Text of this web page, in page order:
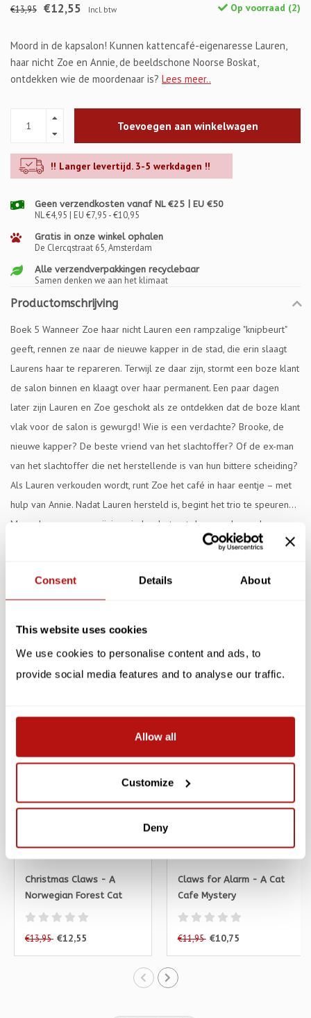
Consent Details About
This website uses cookies
We use cookies to personalise content and ads, to
provide social media features and to analyse our traffic.
Allow all
Customize
Deny
€13,95 €12,55 Incl. btw Op voorraad (2)
Moord in de kapsalon! Kunnen kattencafé-eigenaresse Lauren,
haar nicht Zoe en Annie, de beeldschone Noorse Boskat,
ontdekken wie de moordenaar is? Lees meer..
Toevoegen aan winkelwagen
!! Langer levertijd. 3-5 werkdagen !!
Geen verzendkosten vanaf NL €25 | EU €50
NL €4,95 | EU €7,95 - €10,95
Gratis in onze winkel ophalen
De Clercqstraat 65, Amsterdam
Alle verzendverpakkingen recyclebaar
Samen denken we aan het klimaat
Productomschrijving
Boek 5 Wanneer Zoe haar nicht Lauren een rampzalige "knipbeurt"
geeft, rennen ze naar de nieuwe kapper in de stad, die erin slaagt
Laurens haar te repareren. Terwijl ze daar zijn, stormt een boze klant
de salon binnen en klaagt over haar permanent. Een paar dagen
later zijn Lauren en Zoe geschokt als ze ontdekken dat de boze klant
vlak voor de salon is gewurgd! Wie is een verdachte? Brooke, de
nieuwe kapper? De beste vriend van het slachtoffer? Of de ex-man
van het slachtoffer die net herstellende is van hun bittere scheiding?
Als Lauren verkouden wordt, runt Zoe het café in haar eentje – met
hulp van Annie. Nadat Lauren hersteld is, begint het trio te speuren...
Maar als ze een aanwijzing vinden, betrapt de moordenaar hen op
heterdaad! Is het te laat voor Lauren, Zoe en Annie? Of kan Annie
humoristisch, kattengezellig mysterie met vrouwelijke
amateurspeurneuzen, cupcakepraat - en Annie, de Noorse Boskat!
Reviews
Christmas Claws - A
Norwegian Forest Cat
Cafe Cozy Mystery
€13,95 €12,55
Claws for Alarm - A Cat
Cafe Mystery
€11,95 €10,75